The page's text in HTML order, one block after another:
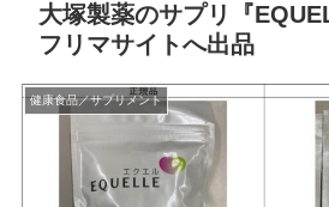
大塚製薬のサプリ『
フリマサイトへ出品
健康食品／サプリメント